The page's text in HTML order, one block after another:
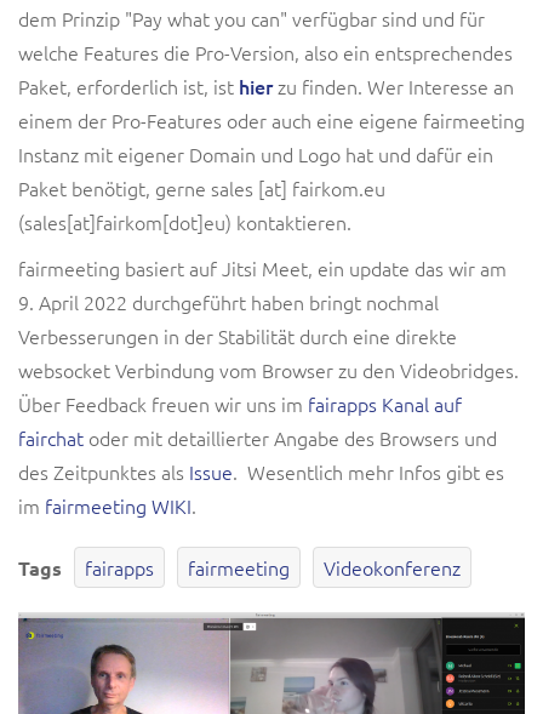
dem Prinzip "Pay what you can" verfügbar sind und für
welche Features die Pro-Version, also ein entsprechendes
Paket, erforderlich ist, ist hierzu finden. Wer Interesse an
einem der Pro-Features oder auch eine eigene fairmeeting
Instanz mit eigener Domain und Logo hat und dafür ein
Paket benötigt, gerne sales [at] fairkom.eu
(sales[at]fairkom[dot]eu) kontaktieren.
fairmeeting basiert auf Jitsi Meet, ein update das wir am
9. April 2022 durchgeführt haben bringt nochmal
Verbesserungen in der Stabilität durch eine direkte
websocket Verbindung vom Browser zu den Videobridges.
Über Feedback freuen wir uns im fairapps Kanal auf
fairchat oder mit detaillierter Angabe des Browsers und
des Zeitpunktes als Issue. Wesentlich mehr Infos gibt es
im fairmeeting WIKI.
Tags fairapps fairmeeting Videokonferenz